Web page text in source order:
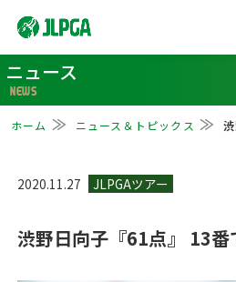
ニュース
NEWS
ホーム ニュース＆トピックス
2020.11.27
渋野日向子『61点』 13番